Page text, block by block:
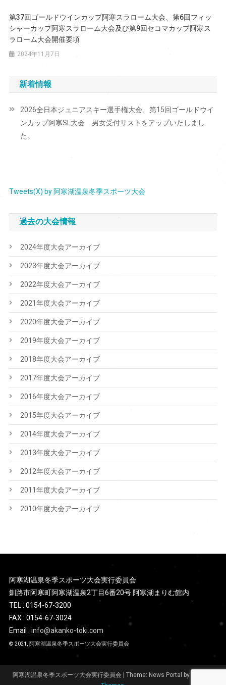
ン
第37回ゴールドウインカップ阿寒スラローム大会、第6回フィッ
シャーカップ阿寒スラローム大会及び第9回セコマカップ阿寒ス
ラローム大会開催要項
2024年11月7日
新着情報
2026全日本ジュニアスキー選手権大会、第15回ゴールドウイ
ンカップ阿寒SL大会 男女受付リストをアップいたしまし
た。
Tweets(X) by 阿寒湖温泉冬季スポーツ大会
過去の大会情報
2024年度大会アーカイブ
2023年度大会アーカイブ
2022年度大会アーカイブ
2021年度大会アーカイブ
2020年度大会アーカイブ
2019年度大会アーカイブ
2018年度大会アーカイブ
2017年度大会アーカイブ
2016年度大会アーカイブ
2015年度大会アーカイブ
2014年度大会アーカイブ
2013年度大会アーカイブ
2012年度大会アーカイブ
2011年度大会アーカイブ
2010年度大会アーカイブ
阿寒湖温泉冬季スポーツ大会実行委員会
釧路市阿寒町阿寒湖温泉2丁目6番20号 阿寒湖まりむ館内
TEL : 0154-67-3200
FAX : 0154-67-3024
Email :info@akanko-toki.com
© 2021,阿寒湖温泉冬季スポーツ大会実行委員会
阿寒湖温泉冬季スポーツ大会実行委員会 Theme: News Portal by